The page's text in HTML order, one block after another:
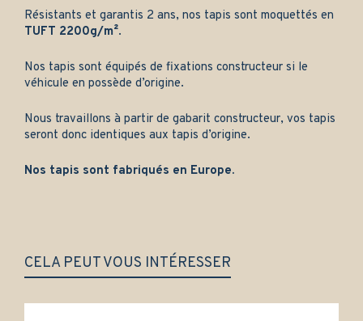
Résistants et garantis 2 ans, nos tapis sont moquettés en
TUFT 2200g/m².
Nos tapis sont équipés de fixations constructeur si le
véhicule en possède d’origine.
Nous travaillons à partir de gabarit constructeur, vos tapis
seront donc identiques aux tapis d’origine.
Nos tapis sont fabriqués en Europe.
CELA PEUT VOUS INTÉRESSER